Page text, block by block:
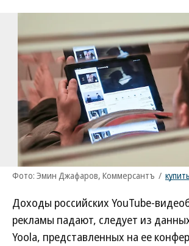
Фото: Эмин Джафаров, Коммерсантъ /
Доходы российских YouTube-
рекламы падают, следует из
Yoola, представленных на ее